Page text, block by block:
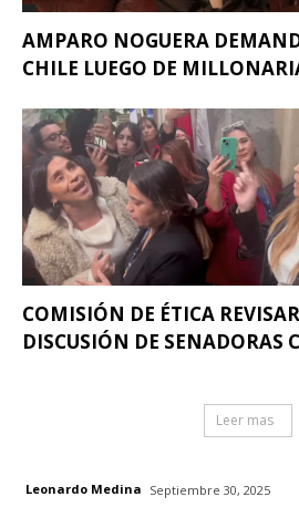
AMPARO NOGUERA
CHILE LUEGO DE
COMISIÓN DE ÉTICA
DISCUSIÓN DE SENADORAS
Leer mas
Leonardo Medina Septiembre 30, 2025